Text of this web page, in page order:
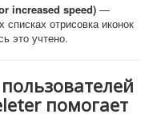
increased speed) —
отрисовка иконок
это учтено.
помогает